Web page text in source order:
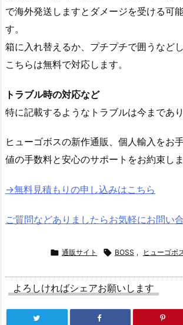
で海外発送しますとダメージを受ける可
す。
箱に入れ替えるか、プチプチで囲うなど
こちらは無料で対応します。
トラブル時の対応など
特に記載するようなトラブルは今まであり
ヒューゴボスの新作通販、個人輸入をお
値の手数料と安心のサポートをお約束しま
→無料見積もりの申し込みはこちら
ご質問などありましたらお気軽にお問い
 通販サイト  BOSS , ヒューゴボ
よろしければシェアお願いします